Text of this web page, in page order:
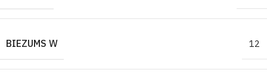
BIEZUMS W 12